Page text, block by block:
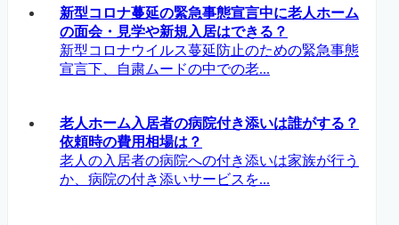
新型コロナ蔓延の緊急事態宣言中に老人ホーム
の面会・見学や新規入居はできる？
新型コロナウイルス蔓延防止のための緊急事態
宣言下、自粛ムードの中での老...
老人ホーム入居者の病院付き添いは誰がする？
依頼時の費用相場は？
老人の入居者の病院への付き添いは家族が行う
か、病院の付き添いサービスを...